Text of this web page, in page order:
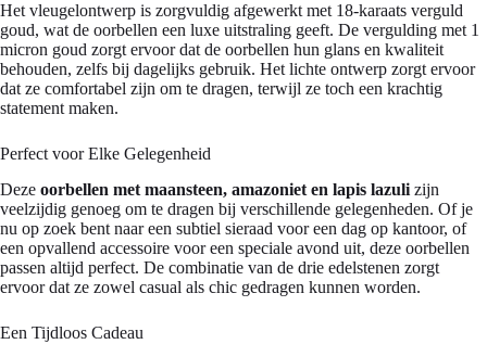
Het vleugelontwerp is zorgvuldig afgewerkt met 18-karaats verguld
goud, wat de oorbellen een luxe uitstraling geeft. De vergulding met 1
micron goud zorgt ervoor dat de oorbellen hun glans en kwaliteit
behouden, zelfs bij dagelijks gebruik. Het lichte ontwerp zorgt ervoor
dat ze comfortabel zijn om te dragen, terwijl ze toch een krachtig
statement maken.
Perfect voor Elke Gelegenheid
Deze oorbellen met maansteen, amazoniet en lapis lazuli zijn
veelzijdig genoeg om te dragen bij verschillende gelegenheden. Of je
nu op zoek bent naar een subtiel sieraad voor een dag op kantoor, of
een opvallend accessoire voor een speciale avond uit, deze oorbellen
passen altijd perfect. De combinatie van de drie edelstenen zorgt
ervoor dat ze zowel casual als chic gedragen kunnen worden.
Een Tijdloos Cadeau